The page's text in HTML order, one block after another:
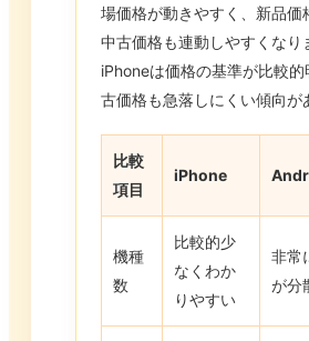
場価格が動きやすく、新品価
中古価格も連動しやすくなり
iPhoneは価格の基準が比較的
古価格も急落しにくい傾向が
比較
項目
iPhone
機種
数
比較的少
なくわか
りやすい
非常
が分